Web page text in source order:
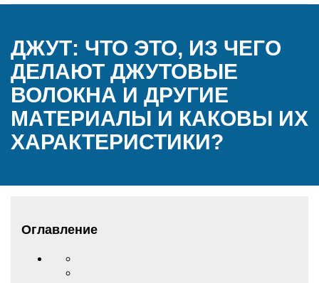
ДЖУТ: ЧТО ЭТО, ИЗ ЧЕГО
ДЕЛАЮТ ДЖУТОВЫЕ
ВОЛОКНА И ДРУГИЕ
МАТЕРИАЛЫ И КАКОВЫ ИХ
ХАРАКТЕРИСТИКИ?
Оглавление